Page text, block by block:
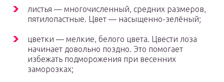
листья — многочисленный, средних размеров,
пятилопастные. Цвет — насыщенно-зелёный;
цветки — мелкие, белого цвета. Цвести лоза
начинает довольно поздно. Это помогает
избежать подморожения при весенних
заморозках;